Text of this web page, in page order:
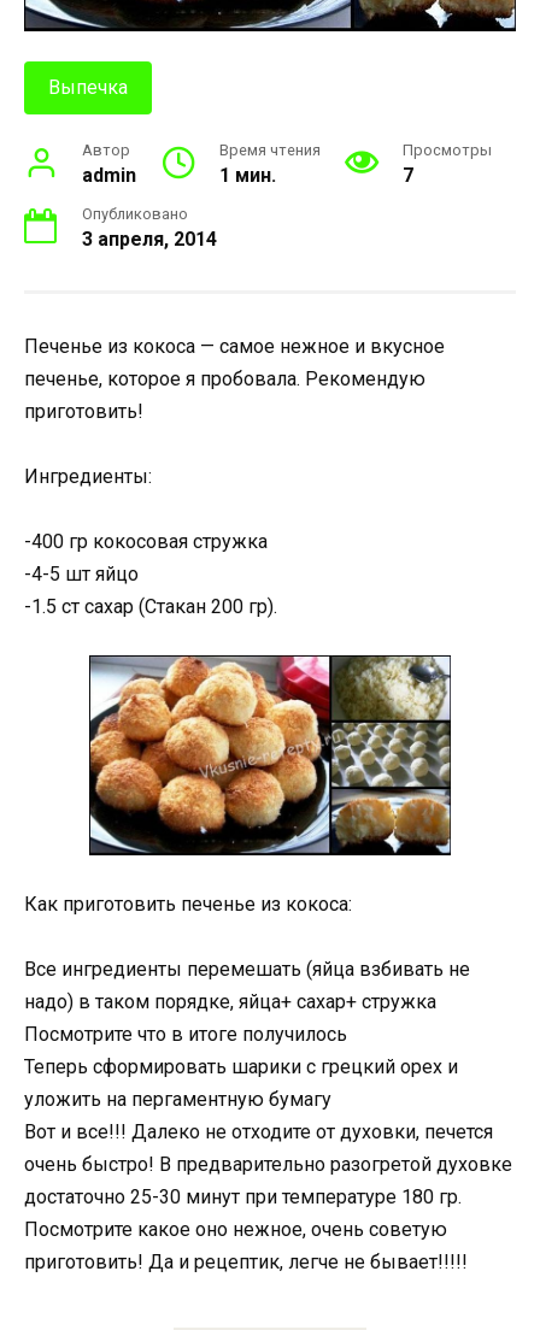
Выпечка
Автор
admin
Время чтения
1 мин.
Просмотры
7
Опубликовано
3 апреля, 2014
Печенье из кокоса — самое нежное и вкусное
печенье, которое я пробовала. Рекомендую
приготовить!
Ингредиенты:
-400 гр кокосовая стружка
-4-5 шт яйцо
-1.5 ст сахар (Стакан 200 гр).
Как приготовить печенье из кокоса:
Все ингредиенты перемешать (яйца взбивать не
надо) в таком порядке, яйца+ сахар+ стружка
Посмотрите что в итоге получилось
Теперь сформировать шарики с грецкий орех и
уложить на пергаментную бумагу
Вот и все!!! Далеко не отходите от духовки, печется
очень быстро! В предварительно разогретой духовке
достаточно 25-30 минут при температуре 180 гр.
Посмотрите какое оно нежное, очень советую
приготовить! Да и рецептик, легче не бывает!!!!!